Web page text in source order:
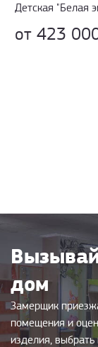
Детская "Белая
от 423
дом
Замерщик
помещения и
изделия, выбрать